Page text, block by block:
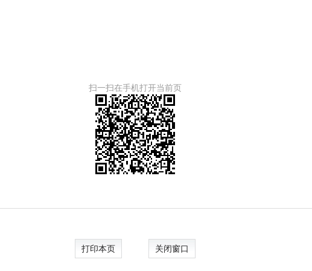
扫一扫在手机打开当前页
打印本页 关闭窗口